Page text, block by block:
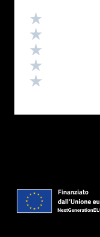
Valutazione